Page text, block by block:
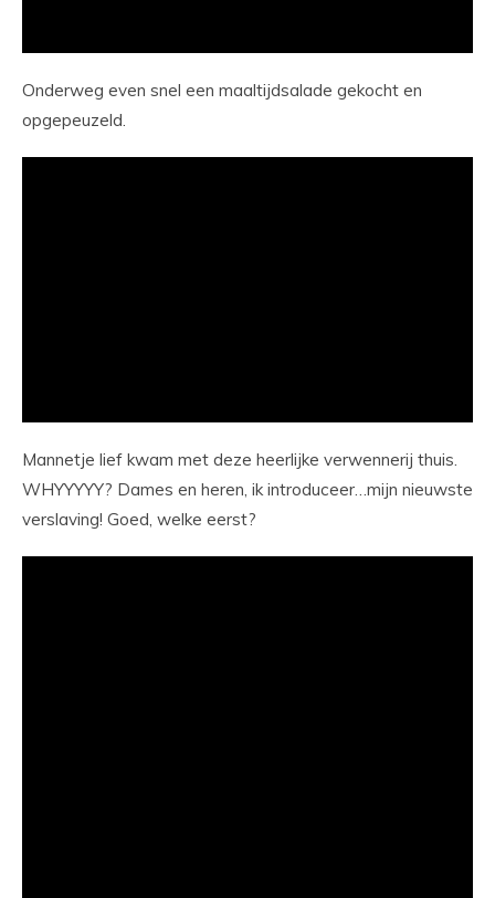
Onderweg even snel een maaltijdsalade gekocht en
opgepeuzeld.
Mannetje lief kwam met deze heerlijke verwennerij thuis.
WHYYYYY? Dames en heren, ik introduceer…mijn nieuwste
verslaving! Goed, welke eerst?